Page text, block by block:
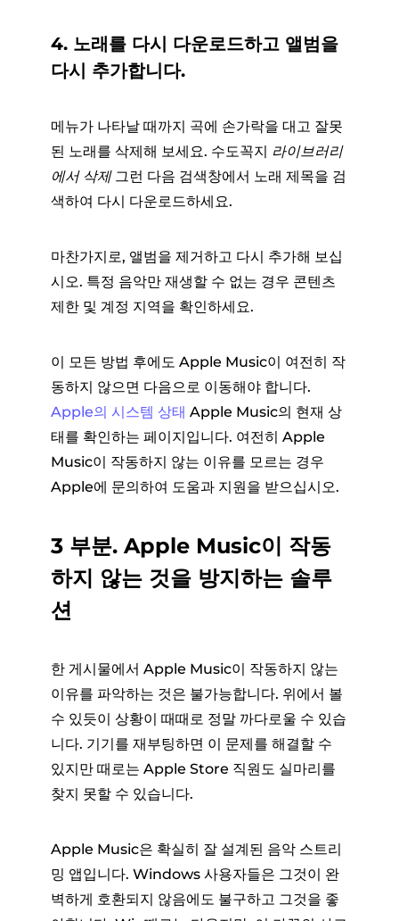
4. 노래를 다시 다운로드하고 앨범을
다시 추가합니다.
메뉴가 나타날 때까지 곡에 손가락을 대고 잘못
된 노래를 삭제해 보세요. 수도꼭지
라이브러리
에서 삭제그런 다음 검색창에서 노래 제목을 검
색하여 다시 다운로드하세요.
마찬가지로, 앨범을 제거하고 다시 추가해 보십
시오. 특정 음악만 재생할 수 없는 경우 콘텐츠
제한 및 계정 지역을 확인하세요.
이 모든 방법 후에도 Apple Music이 여전히 작
동하지 않으면 다음으로 이동해야 합니다.
Apple의 시스템 상태 Apple Music의 현재 상
태를 확인하는 페이지입니다. 여전히 Apple
Music이 작동하지 않는 이유를 모르는 경우
Apple에 문의하여 도움과 지원을 받으십시오.
3 부분. Apple Music이 작동
하지 않는 것을 방지하는 솔루
션
한 게시물에서 Apple Music이 작동하지 않는
이유를 파악하는 것은 불가능합니다. 위에서 볼
수 있듯이 상황이 때때로 정말 까다로울 수 있습
니다. 기기를 재부팅하면 이 문제를 해결할 수
있지만 때로는 Apple Store 직원도 실마리를
찾지 못할 수 있습니다.
Apple Music은 확실히 잘 설계된 음악 스트리
밍 앱입니다. Windows 사용자들은 그것이 완
벽하게 호환되지 않음에도 불구하고 그것을 좋